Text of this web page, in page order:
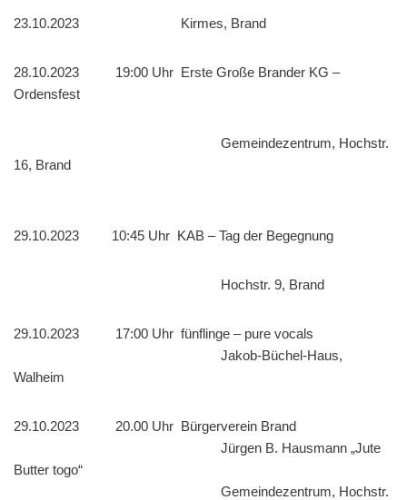
23.10.2023 Kirmes, Brand
28.10.2023 19:00 Uhr Erste Große Brander KG –
Ordensfest
Gemeindezentrum, Hochstr.
16, Brand
29.10.2023 10:45 Uhr KAB – Tag der Begegnung
Hochstr. 9, Brand
29.10.2023 17:00 Uhr fünflinge – pure vocals
Jakob-Büchel-Haus,
Walheim
29.10.2023 20.00 Uhr Bürgerverein Brand
Jürgen B. Hausmann „Jute
Butter togo“
Gemeindezentrum, Hochstr.